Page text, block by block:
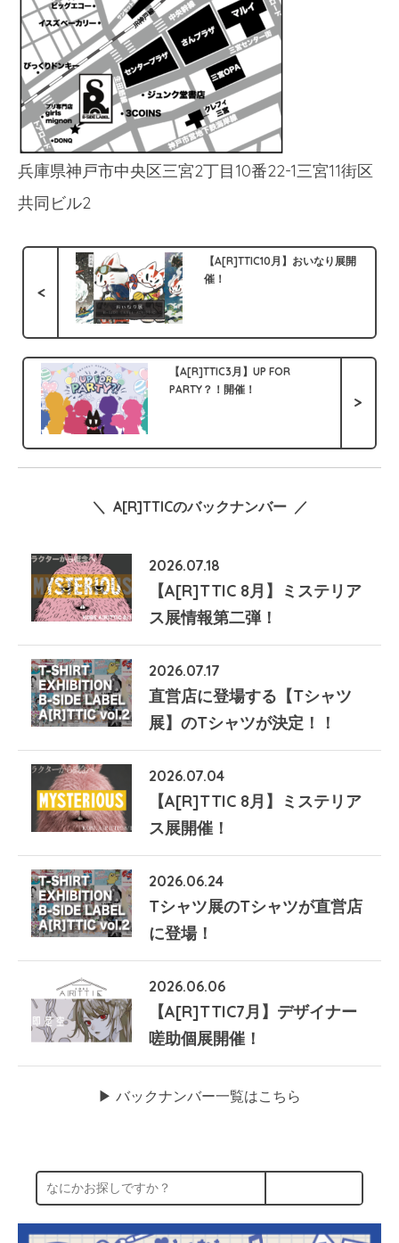
兵庫県神戸市中央区三宮2丁目10番22-1三宮11街区
共同ビル2
<
【A[R]TTIC10月】おいなり展開
催！
【A[R]TTIC3月】UP FOR
PARTY？！開催！
>
＼ A[R]TTICのバックナンバー ／
2026.07.18
【A[R]TTIC 8月】ミステリア
ス展情報第二弾！
2026.07.17
直営店に登場する【Tシャツ
展】のTシャツが決定！！
2026.07.04
【A[R]TTIC 8月】ミステリア
ス展開催！
2026.06.24
Tシャツ展のTシャツが直営店
に登場！
2026.06.06
【A[R]TTIC7月】デザイナー
嗟助個展開催！
▶︎ バックナンバー一覧はこちら